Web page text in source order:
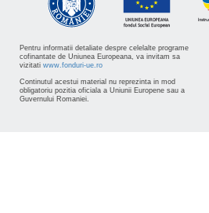
Pentru informatii detaliate despre celelalte programe
cofinantate de Uniunea Europeana, va invitam sa
vizitati www.fonduri-ue.ro
Continutul acestui material nu reprezinta in mod
obligatoriu pozitia oficiala a Uniunii Europene sau a
Guvernului Romaniei.